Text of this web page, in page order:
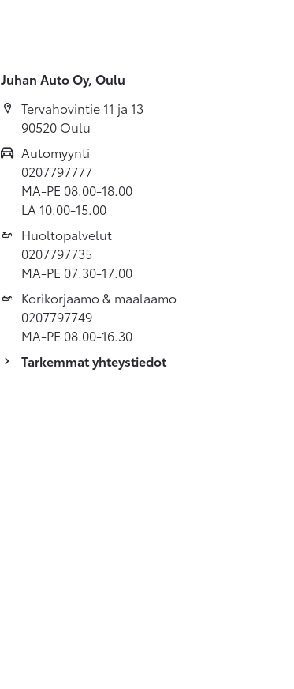
Juhan Auto Oy, Oulu
Tervahovintie 11 ja 13
90520 Oulu
Automyynti
0207797777
MA-PE 08.00-18.00
LA 10.00-15.00
Huoltopalvelut
0207797735
MA-PE 07.30-17.00
Korikorjaamo & maalaamo
0207797749
MA-PE 08.00-16.30
Tarkemmat yhteystiedot